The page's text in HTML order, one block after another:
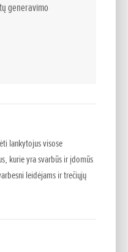
generavimo
lankytojus visose
kurie yra svarbūs ir įdomūs
leidėjams ir trečiųjų
8-17
Nedirbame